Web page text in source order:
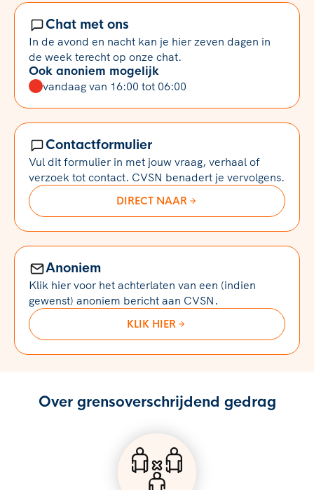
Chat met ons
In de avond en nacht kan je hier zeven dagen in
de week terecht op onze chat.
Ook anoniem mogelijk
vandaag van 16:00 tot 06:00
Contactformulier
Vul dit formulier in met jouw vraag, verhaal of
verzoek tot contact. CVSN benadert je vervolgens.
DIRECT NAAR
Anoniem
Klik hier voor het achterlaten van een (indien
gewenst) anoniem bericht aan CVSN.
KLIK HIER
Over grensoverschrijdend gedrag